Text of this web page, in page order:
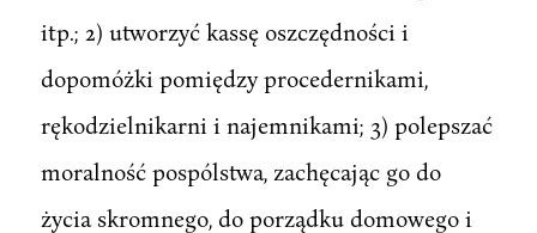
itp.; 2) utworzyć kassę oszczędności i
dopomóżki pomiędzy procedernikami,
rękodzielnikarni i najemnikami; 3) polepszać
moralność pospólstwa, zachęcając go do
życia skromnego, do porządku domowego i